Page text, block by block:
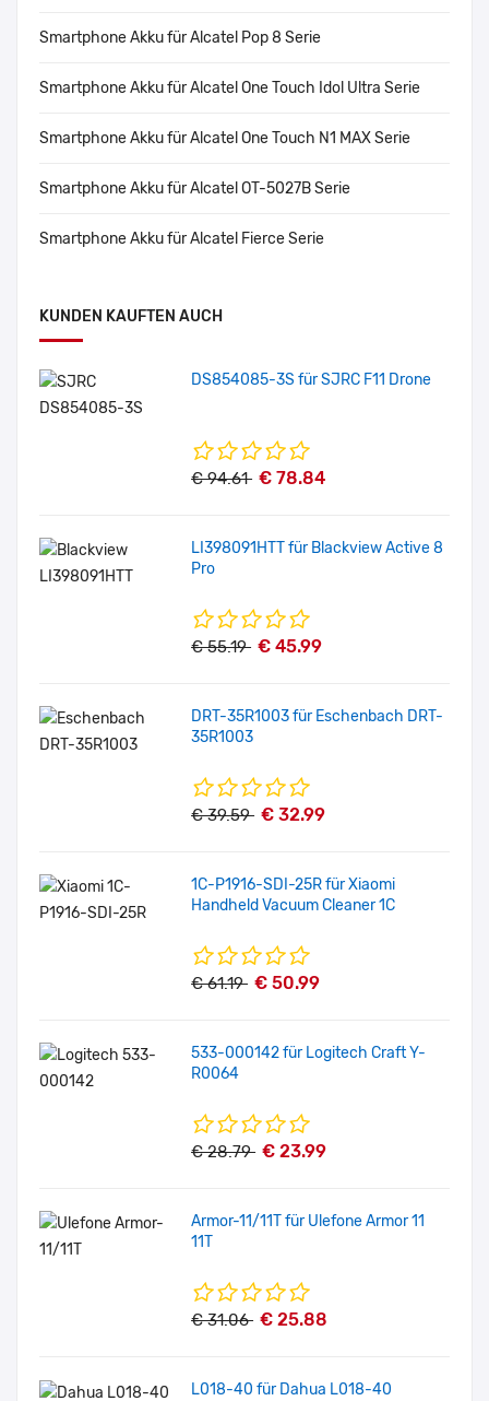
Smartphone Akku für Alcatel Pop 8 Serie
Smartphone Akku für Alcatel One Touch Idol Ultra Serie
Smartphone Akku für Alcatel One Touch N1 MAX Serie
Smartphone Akku für Alcatel OT-5027B Serie
Smartphone Akku für Alcatel Fierce Serie
KUNDEN KAUFTEN AUCH
DS854085-3S für SJRC F11 Drone
€ 94.61 € 78.84
LI398091HTT für Blackview Active 8
Pro
€ 55.19 € 45.99
DRT-35R1003 für Eschenbach DRT-
35R1003
€ 39.59 € 32.99
1C-P1916-SDI-25R für Xiaomi
Handheld Vacuum Cleaner 1C
€ 61.19 € 50.99
533-000142 für Logitech Craft Y-
R0064
€ 28.79 € 23.99
Armor-11/11T für Ulefone Armor 11
11T
€ 31.06 € 25.88
L018-40 für Dahua L018-40